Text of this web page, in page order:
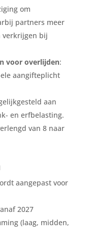
om
partners meer
verkrijgen bij
voor overlijden:
aangifteplicht
aan
en erfbelasting.
van 8 naar
aangepast voor
2027
(laag, midden,